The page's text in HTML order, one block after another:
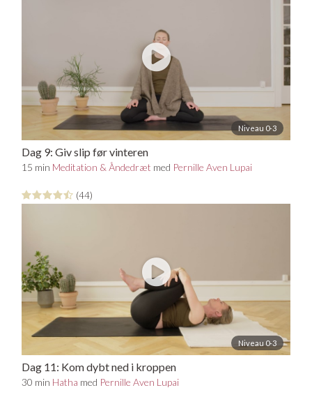
Niveau 0-3
Dag 9: Giv slip før vinteren
15 min Meditation & Åndedræt med Pernille Aven Lupai
(44)
Niveau 0-3
Dag 11: Kom dybt ned i kroppen
30 min Hatha med Pernille Aven Lupai